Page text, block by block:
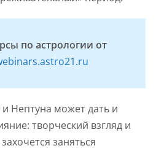
по астрологии от
Нептуна может дать и
творческий взгляд и
заняться